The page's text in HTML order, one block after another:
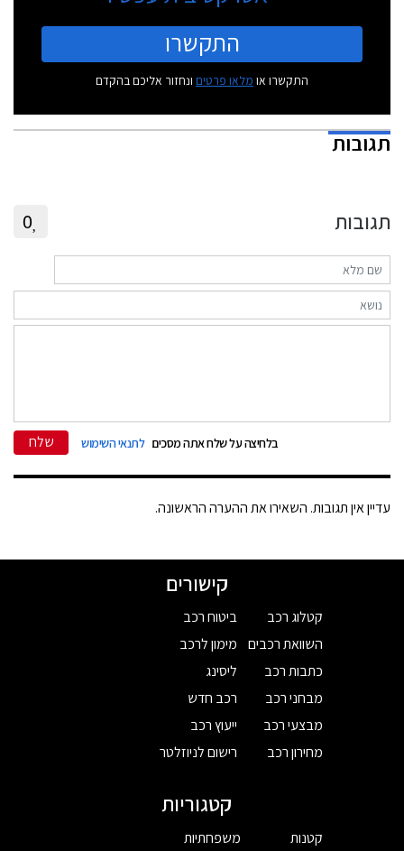
התקשרו
התקשרו או מלאו פרטים ונחזור אליכם בהקדם
תגובות
תגובות 0
בלחיצה על שלח אתה מסכים לתנאי השימוש שלח
עדיין אין תגובות. השאירו את ההערה הראשונה.
קישורים
קטלוג רכב
השוואת רכבים
כתבות רכב
מבחני רכב
מבצעי רכב
מחירון רכב
ביטוח רכב
מימון לרכב
ליסינג
רכב חדש
ייעוץ רכב
רישום לניוזלטר
קטגוריות
קטנות
משפחתיות